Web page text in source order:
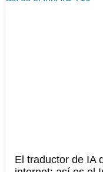
El traductor de IA